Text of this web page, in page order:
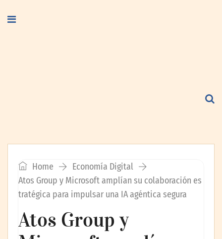
Home
Economía Digital
Atos Group y Microsoft amplían su colaboración es
tratégica para impulsar una IA agéntica segura
Atos Group y